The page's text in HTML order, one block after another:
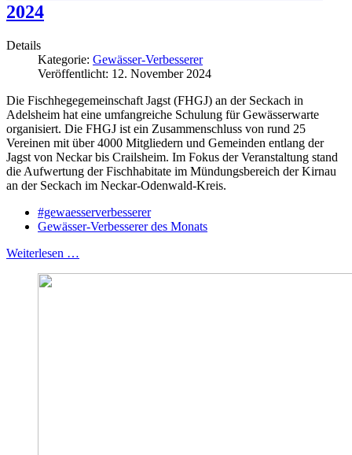
2024
Details
Kategorie: Gewässer-Verbesserer
Veröffentlicht: 12. November 2024
Die Fischhegegemeinschaft Jagst (FHGJ) an der Seckach in
Adelsheim hat eine umfangreiche Schulung für Gewässerwarte
organisiert. Die FHGJ ist ein Zusammenschluss von rund 25
Vereinen mit über 4000 Mitgliedern und Gemeinden entlang der
Jagst von Neckar bis Crailsheim. Im Fokus der Veranstaltung stand
die Aufwertung der Fischhabitate im Mündungsbereich der Kirnau
an der Seckach im Neckar-Odenwald-Kreis.
#gewaesserverbesserer
Gewässer-Verbesserer des Monats
Weiterlesen …